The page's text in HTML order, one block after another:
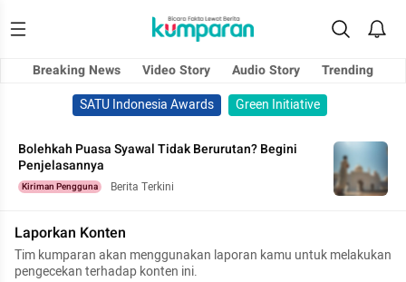
Breaking News Video Story Audio Story
Trending
SATU Indonesia Awards
Green Initiative
Bolehkah Puasa Syawal Tidak Berurutan? Begini
Penjelasannya
Kiriman Pengguna Berita Terkini
Laporkan Konten
Tim kumparan akan menggunakan laporan kamu untuk melakukan
pengecekan terhadap konten ini.